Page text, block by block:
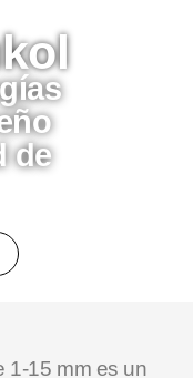
de
1-15 mm es un